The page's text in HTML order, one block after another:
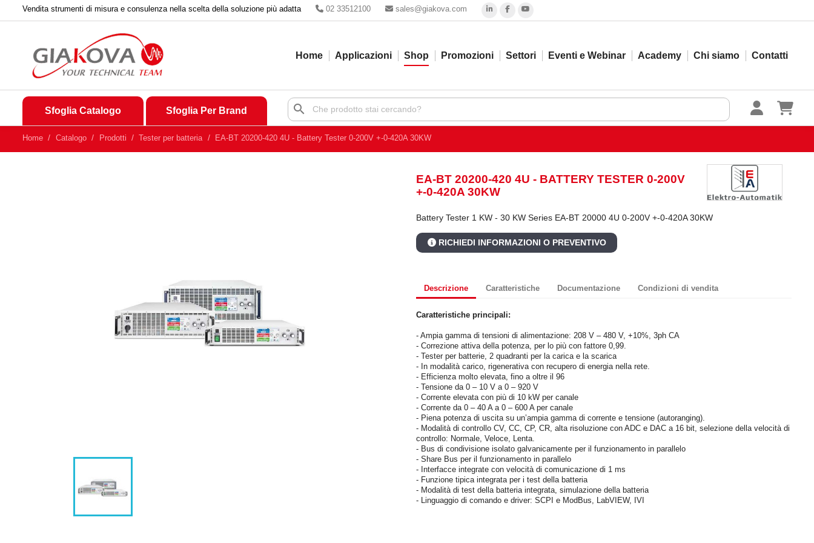
Vendita strumenti di misura e consulenza nella scelta della soluzione più adatta 02 33512100 sales@giakova.com
Home Applicazioni Shop Promozioni Settori Eventi e Webinar Academy Chi siamo Contatti
Sfoglia Catalogo Sfoglia Per Brand search
Home Catalogo Prodotti Tester per batteria EA-BT 20200-420 4U - Battery Tester 0-200V +-0-420A 30KW
EA-BT 20200-420 4U - BATTERY TESTER 0-200V
+-0-420A 30KW
Battery Tester 1 KW - 30 KW Series EA-BT 20000 4U 0-200V +-0-420A 30KW
RICHIEDI INFORMAZIONI O PREVENTIVO
Descrizione Caratteristiche Documentazione Condizioni di vendita
Caratteristiche principali:
- Ampia gamma di tensioni di alimentazione: 208 V – 480 V, +10%, 3ph CA
- Correzione attiva della potenza, per lo più con fattore 0,99.
- Tester per batterie, 2 quadranti per la carica e la scarica
- In modalità carico, rigenerativa con recupero di energia nella rete.
- Efficienza molto elevata, fino a oltre il 96
- Tensione da 0 – 10 V a 0 – 920 V
- Corrente elevata con più di 10 kW per canale
- Corrente da 0 – 40 A a 0 – 600 A per canale
- Piena potenza di uscita su un’ampia gamma di corrente e tensione (autoranging).
- Modalità di controllo CV, CC, CP, CR, alta risoluzione con ADC e DAC a 16 bit, selezione della velocità di
controllo: Normale, Veloce, Lenta.
- Bus di condivisione isolato galvanicamente per il funzionamento in parallelo
- Share Bus per il funzionamento in parallelo
- Interfacce integrate con velocità di comunicazione di 1 ms
- Funzione tipica integrata per i test della batteria
- Modalità di test della batteria integrata, simulazione della batteria
- Linguaggio di comando e driver: SCPI e ModBus, LabVIEW, IVI